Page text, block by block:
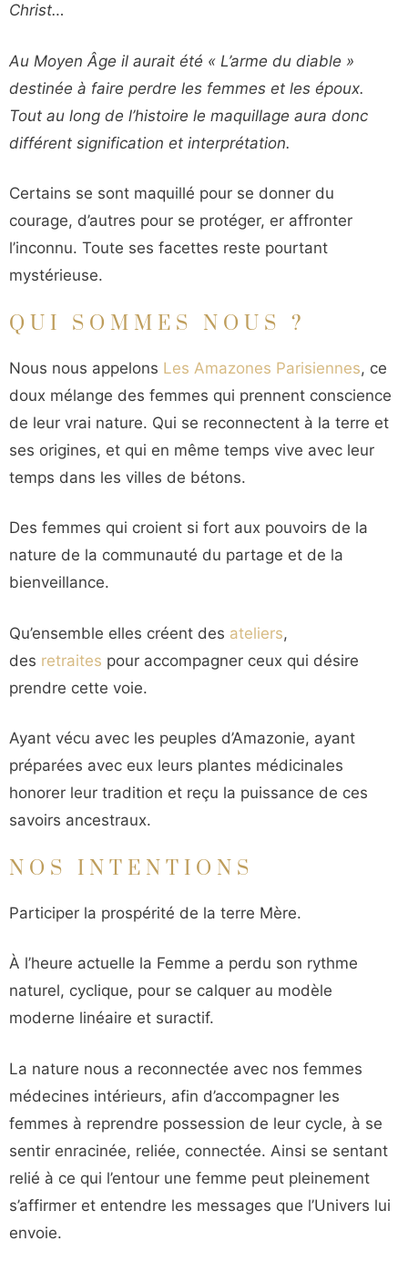
Christ…
Au Moyen Âge il aurait été « L’arme du diable »
destinée à faire perdre les femmes et les époux.
Tout au long de l’histoire le maquillage aura donc
différent signification et interprétation.
Certains se sont maquillé pour se donner du
courage, d’autres pour se protéger, er affronter
l’inconnu. Toute ses facettes reste pourtant
mystérieuse.
QUI SOMMES NOUS ?
Nous nous appelons Les Amazones Parisiennes, ce
doux mélange des femmes qui prennent conscience
de leur vrai nature. Qui se reconnectent à la terre et
ses origines, et qui en même temps vive avec leur
temps dans les villes de bétons.
Des femmes qui croient si fort aux pouvoirs de la
nature de la communauté du partage et de la
bienveillance.
Qu’ensemble elles créent des ateliers,
des retraites pour accompagner ceux qui désire
prendre cette voie.
Ayant vécu avec les peuples d’Amazonie, ayant
préparées avec eux leurs plantes médicinales
honorer leur tradition et reçu la puissance de ces
savoirs ancestraux.
NOS INTENTIONS
Participer la prospérité de la terre Mère.
À l’heure actuelle la Femme a perdu son rythme
naturel, cyclique, pour se calquer au modèle
moderne linéaire et suractif.
La nature nous a reconnectée avec nos femmes
médecines intérieurs, afin d’accompagner les
femmes à reprendre possession de leur cycle, à se
sentir enracinée, reliée, connectée. Ainsi se sentant
relié à ce qui l’entour une femme peut pleinement
s’affirmer et entendre les messages que l’Univers lui
envoie.